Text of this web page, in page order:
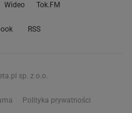
Wideo Tok.FM
RSS
sp. z o.o.
Polityka prywatności